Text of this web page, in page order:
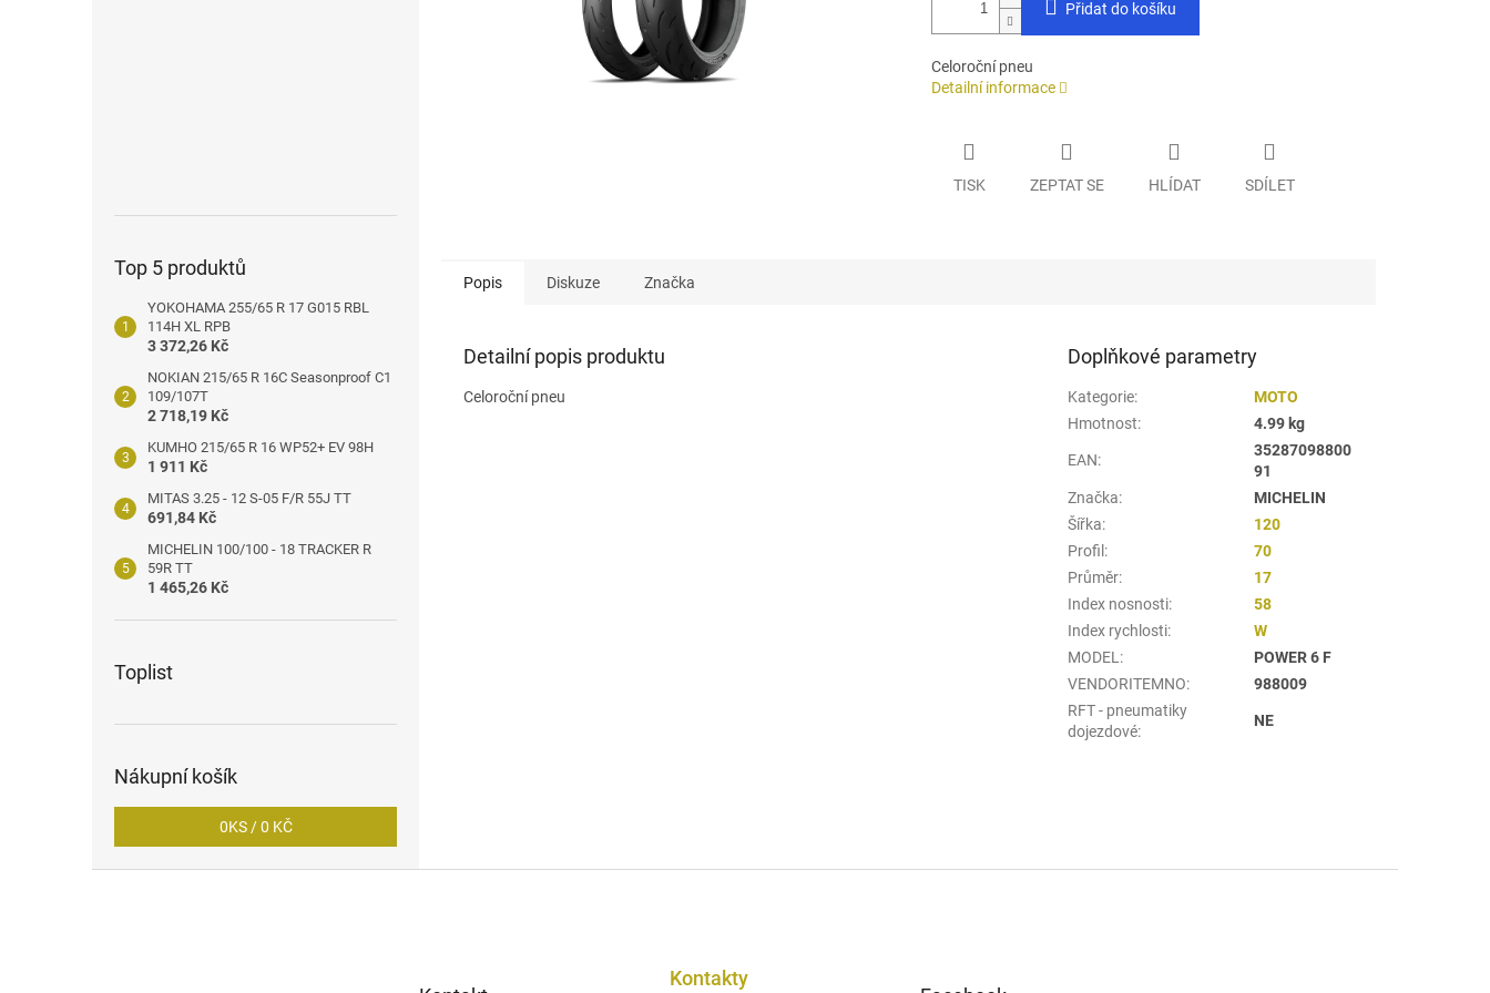
Top 5 produktů
YOKOHAMA 255/65 R 17 G015 RBL
114H XL RPB
3 372,26 Kč
NOKIAN 215/65 R 16C Seasonproof C1
109/107T
2 718,19 Kč
KUMHO 215/65 R 16 WP52+ EV 98H
1 911 Kč
MITAS 3.25 - 12 S-05 F/R 55J TT
691,84 Kč
MICHELIN 100/100 - 18 TRACKER R
59R TT
1 465,26 Kč
Toplist
Nákupní košík
0KS /0 KČ
Přidat do košíku
Celoroční pneu
Detailní informace
TISK ZEPTAT SE HLÍDAT SDÍLET
Popis Diskuze Značka
Detailní popis produktu
Celoroční pneu
Doplňkové parametry
Kategorie:
MOTO
Hmotnost: 4.99 kg
EAN:
35287098800
91
Značka:
MICHELIN
Šířka:
120
Profil :
70
Průměr:
17
Index nosnosti:
58
Index rychlosti:
W
MODEL :
POWER 6 F
VENDORITEMNO:
988009
RFT - pneumatiky
dojezdové:
NE
Kontakty